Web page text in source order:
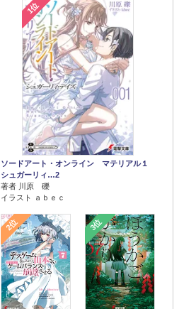
1位
ソードアート・オンライン マテリアル１
シュガーリィ…2
著者 川原 礫
イラスト ａｂｅｃ
2位 3位